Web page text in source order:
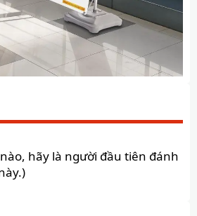
hãy là người đầu tiên đánh